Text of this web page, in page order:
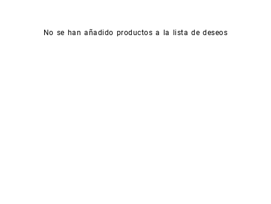
No se han añadido productos a la lista de deseos